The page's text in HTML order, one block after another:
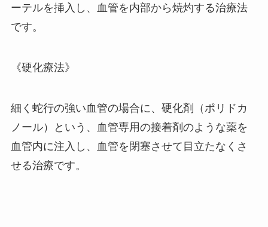
ーテルを挿入し、血管を内部から焼灼する治療法
です。
《硬化療法》
細く蛇行の強い血管の場合に、硬化剤（ポリドカ
ノール）という、血管専用の接着剤のような薬を
血管内に注入し、血管を閉塞させて目立たなくさ
せる治療です。